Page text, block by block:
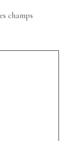
champs